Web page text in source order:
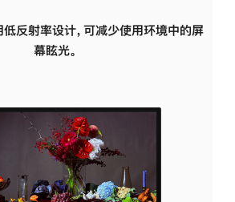
反射率设计，可减少使用环境中的屏
幕眩光。